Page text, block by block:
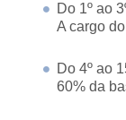
Do 1º ao
A cargo
Do 4º ao
60% da